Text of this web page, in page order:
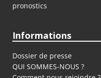
pronostics
Informations
Dossier de presse
QUI SOMMES-NOUS ?